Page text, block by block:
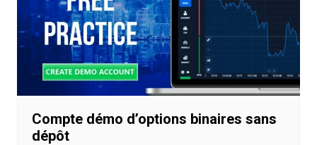
Compte démo d’options binaires sans
dépôt